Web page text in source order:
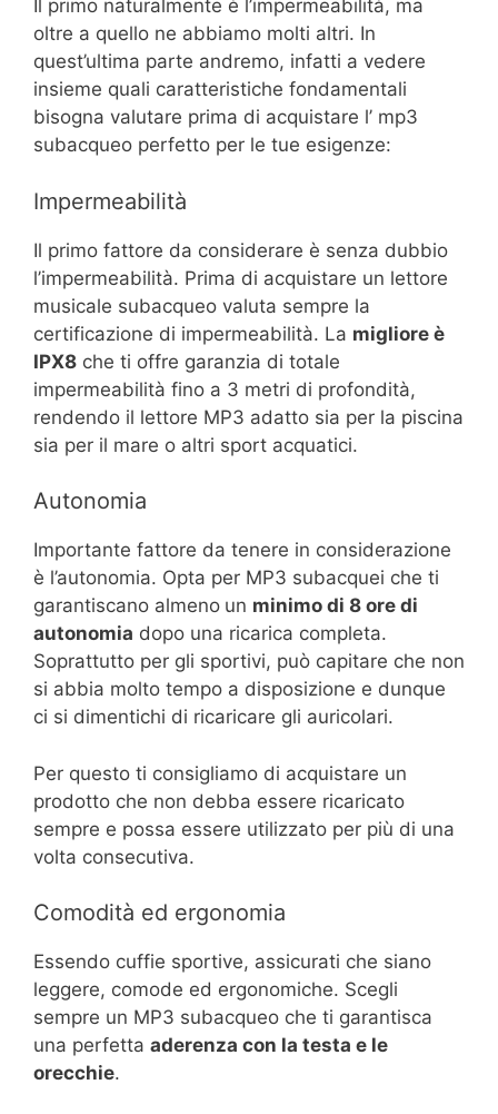
Il primo naturalmente è l’impermeabilità, ma
oltre a quello ne abbiamo molti altri. In
quest’ultima parte andremo, infatti a vedere
insieme quali caratteristiche fondamentali
bisogna valutare prima di acquistare l’ mp3
subacqueo perfetto per le tue esigenze:
Impermeabilità
Il primo fattore da considerare è senza dubbio
l’impermeabilità. Prima di acquistare un lettore
musicale subacqueo valuta sempre la
certificazione di impermeabilità. La migliore è
IPX8 che ti offre garanzia di totale
impermeabilità fino a 3 metri di profondità,
rendendo il lettore MP3 adatto sia per la piscina
sia per il mare o altri sport acquatici.
Autonomia
Importante fattore da tenere in considerazione
è l’autonomia. Opta per MP3 subacquei che ti
garantiscano almeno un minimo di 8 ore di
autonomia dopo una ricarica completa.
Soprattutto per gli sportivi, può capitare che non
si abbia molto tempo a disposizione e dunque
ci si dimentichi di ricaricare gli auricolari.
Per questo ti consigliamo di acquistare un
prodotto che non debba essere ricaricato
sempre e possa essere utilizzato per più di una
volta consecutiva.
Comodità ed ergonomia
Essendo cuffie sportive, assicurati che siano
leggere, comode ed ergonomiche. Scegli
sempre un MP3 subacqueo che ti garantisca
una perfetta aderenza con la testa e le
orecchie.